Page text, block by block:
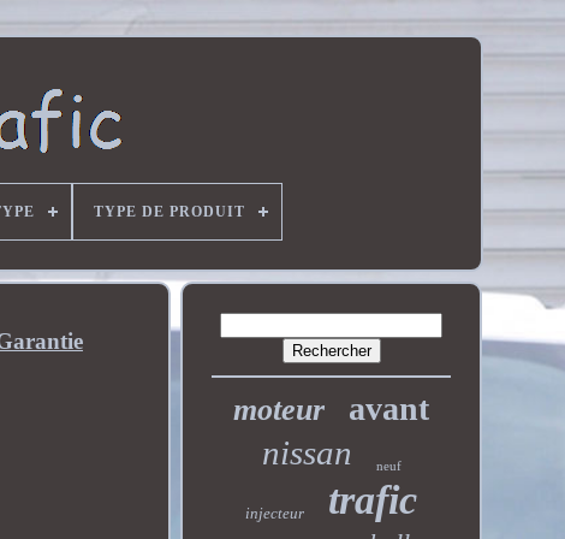
TYPE DE PRODUIT
moteur avant
nissan neuf
injecteur trafic